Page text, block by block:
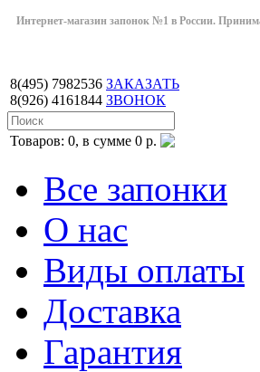
Интернет-магазин запонок №1 в России.
8(495) 7982536
8(926) 4161844
ЗАКАЗАТЬ
ЗВОНОК
Товаров: 0, в сумме 0 р.
Все запонки
О нас
Виды оплаты
Доставка
Гарантия